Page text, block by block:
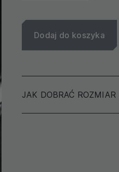
Dodaj do koszyka
JAK DOBRAĆ ROZMIAR